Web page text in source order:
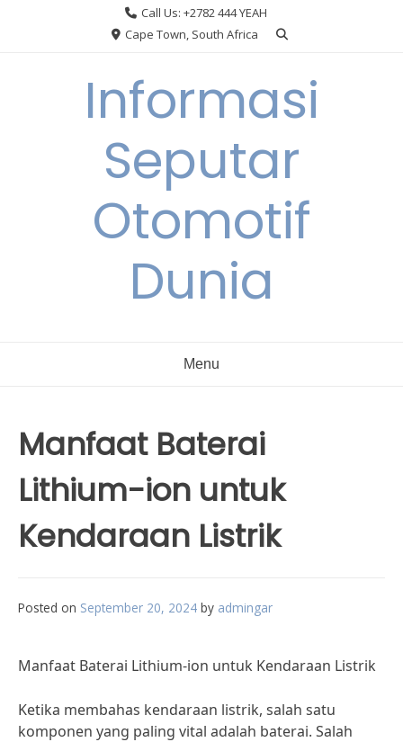
Call Us: +2782 444 YEAH
Cape Town, South Africa
Informasi
Seputar
Otomotif
Dunia
Menu
Manfaat Baterai
Lithium-ion untuk
Kendaraan Listrik
Posted on September 20, 2024 by admingar
Manfaat Baterai Lithium-ion untuk Kendaraan Listrik
Ketika membahas kendaraan listrik, salah satu
komponen yang paling vital adalah baterai. Salah